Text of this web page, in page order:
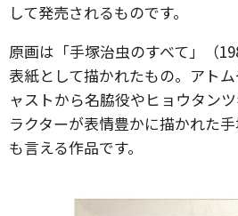
して発売されるものです。
原画は「手塚治虫のすべて」（
表紙として描かれたもの。アト
ャストから名脇役やヒョウタン
ラクターが表情豊かに描かれた
も言える作品です。